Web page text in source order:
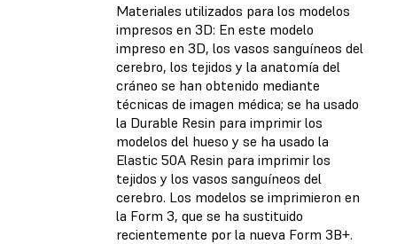
Materiales utilizados para los modelos
impresos en 3D: En este modelo
impreso en 3D, los vasos sanguíneos del
cerebro, los tejidos y la anatomía del
cráneo se han obtenido mediante
técnicas de imagen médica; se ha usado
la Durable Resin para imprimir los
modelos del hueso y se ha usado la
Elastic 50A Resin para imprimir los
tejidos y los vasos sanguíneos del
cerebro. Los modelos se imprimieron en
la Form 3, que se ha sustituido
recientemente por la nueva Form 3B+.